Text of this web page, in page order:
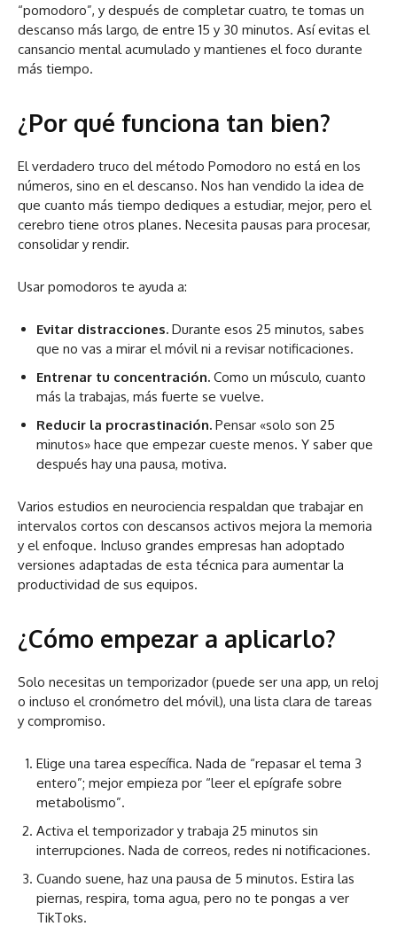
“pomodoro”, y después de completar cuatro, te tomas un
descanso más largo, de entre 15 y 30 minutos. Así evitas el
cansancio mental acumulado y mantienes el foco durante
más tiempo.
¿Por qué funciona tan bien?
El verdadero truco del método Pomodoro no está en los
números, sino en el descanso. Nos han vendido la idea de
que cuanto más tiempo dediques a estudiar, mejor, pero el
cerebro tiene otros planes. Necesita pausas para procesar,
consolidar y rendir.
Usar pomodoros te ayuda a:
Evitar distracciones. Durante esos 25 minutos, sabes
que no vas a mirar el móvil ni a revisar notificaciones.
Entrenar tu concentración. Como un músculo, cuanto
más la trabajas, más fuerte se vuelve.
Reducir la procrastinación. Pensar «solo son 25
minutos» hace que empezar cueste menos. Y saber que
después hay una pausa, motiva.
Varios estudios en neurociencia respaldan que trabajar en
intervalos cortos con descansos activos mejora la memoria
y el enfoque. Incluso grandes empresas han adoptado
versiones adaptadas de esta técnica para aumentar la
productividad de sus equipos.
¿Cómo empezar a aplicarlo?
Solo necesitas un temporizador (puede ser una app, un reloj
o incluso el cronómetro del móvil), una lista clara de tareas
y compromiso.
Elige una tarea específica. Nada de “repasar el tema 3
entero”; mejor empieza por “leer el epígrafe sobre
metabolismo”.
Activa el temporizador y trabaja 25 minutos sin
interrupciones. Nada de correos, redes ni notificaciones.
Cuando suene, haz una pausa de 5 minutos. Estira las
piernas, respira, toma agua, pero no te pongas a ver
TikToks.